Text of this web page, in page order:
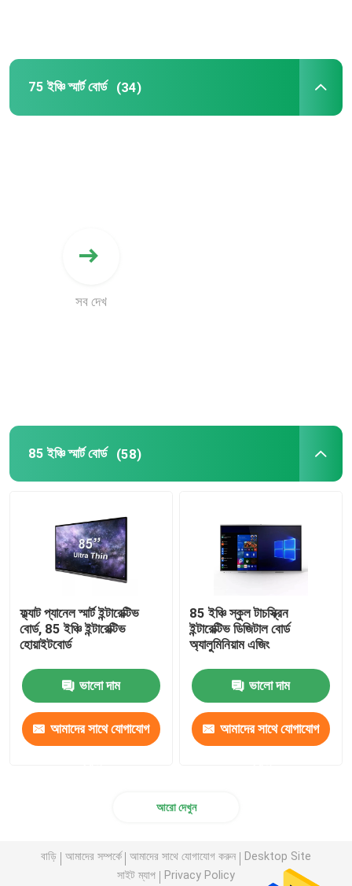
75 ইঞ্চি স্মার্ট বোর্ড (34)
সব দেখ
85 ইঞ্চি স্মার্ট বোর্ড (58)
ফ্ল্যাট প্যানেল স্মার্ট ইন্টারেক্টিভ
বোর্ড, 85 ইঞ্চি ইন্টারেক্টিভ
হোয়াইটবোর্ড
ভালো দাম
আমাদের সাথে যোগাযোগ
85 ইঞ্চি স্কুল টাচস্ক্রিন
ইন্টারেক্টিভ ডিজিটাল বোর্ড
অ্যালুমিনিয়াম এজিং
ভালো দাম
আমাদের সাথে যোগাযোগ
আরো দেখুন
বাড়ি আমাদের সম্পর্কে আমাদের সাথে যোগাযোগ করুন
Desktop Site
সাইট ম্যাপ
Privacy Policy